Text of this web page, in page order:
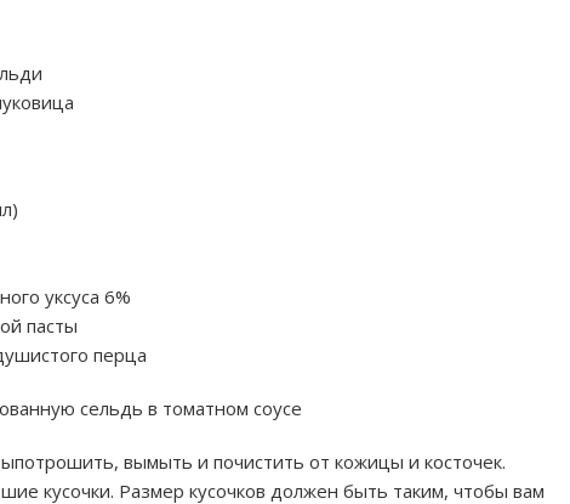
уксуса 6%
пасты
перца
сельдь в томатном соусе
вымыть и почистить от кожицы и косточек.
кусочки. Размер кусочков должен быть таким, чтобы вам